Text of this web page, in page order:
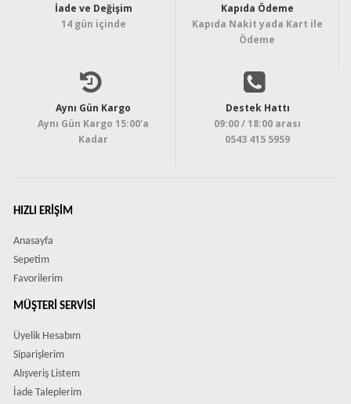
İade ve Değişim
14 gün içinde
Kapıda Ödeme
Kapıda Nakit yada Kart ile
Ödeme
Aynı Gün Kargo
Aynı Gün Kargo 15:00'a
Kadar
Destek Hattı
09:00 / 18:00 arası
0543 415 5959
HIZLI ERIŞIM
Anasayfa
Sepetim
Favorilerim
MÜŞTERI SERVISI
Üyelik Hesabım
Siparişlerim
Alışveriş Listem
İade Taleplerim